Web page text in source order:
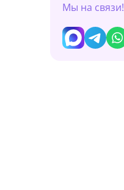
Мы на связи!